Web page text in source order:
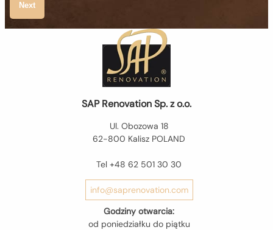
Next
SAP Renovation Sp. z o.o.
Ul. Obozowa 18
62-800 Kalisz POLAND
Tel +48 62 501 30 30
info@saprenovation.com
Godziny otwarcia:
od poniedziałku do piątku